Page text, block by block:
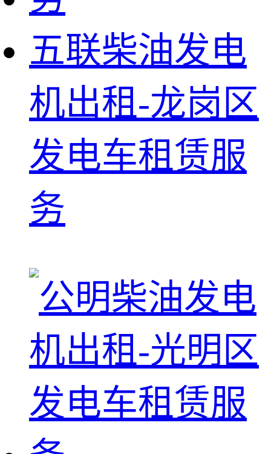
五联柴油发电
机出租-龙岗区
发电车租赁服
务